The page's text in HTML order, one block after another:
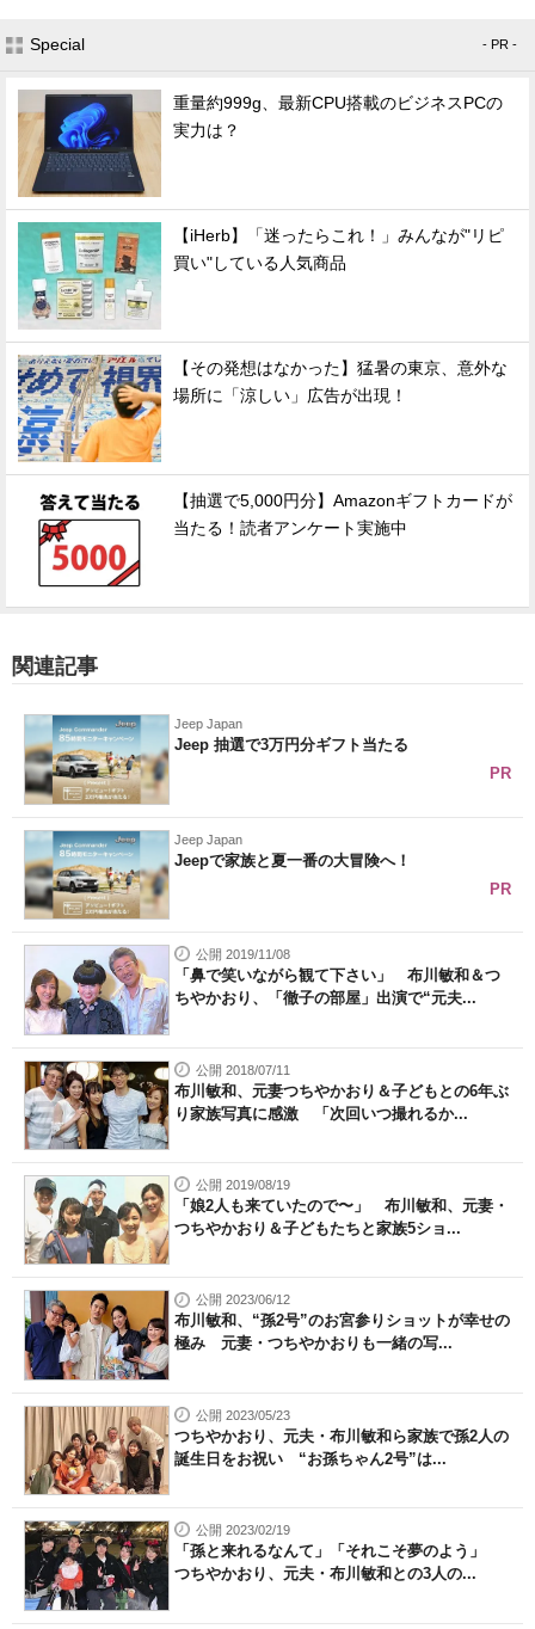
Special - PR -
重量約999g、最新CPU搭載のビジネスPCの
実力は？
【iHerb】「迷ったらこれ！」みんなが"リピ
買い"している人気商品
【その発想はなかった】猛暑の東京、意外な
場所に「涼しい」広告が出現！
【抽選で5,000円分】Amazonギフトカードが
当たる！読者アンケート実施中
関連記事
Jeep Japan
Jeep 抽選で3万円分ギフト当たる
PR
Jeep Japan
Jeepで家族と夏一番の大冒険へ！
PR
公開 2019/11/08
「鼻で笑いながら観て下さい」 布川敏和＆つ
ちやかおり、「徹子の部屋」出演で“元夫...
公開 2018/07/11
布川敏和、元妻つちやかおり＆子どもとの6年ぶ
り家族写真に感激 「次回いつ撮れるか...
公開 2019/08/19
「娘2人も来ていたので〜」 布川敏和、元妻・
つちやかおり＆子どもたちと家族5ショ...
公開 2023/06/12
布川敏和、“孫2号”のお宮参りショットが幸せの
極み 元妻・つちやかおりも一緒の写...
公開 2023/05/23
つちやかおり、元夫・布川敏和ら家族で孫2人の
誕生日をお祝い “お孫ちゃん2号”は...
公開 2023/02/19
「孫と来れるなんて」「それこそ夢のよう」
つちやかおり、元夫・布川敏和との3人の...